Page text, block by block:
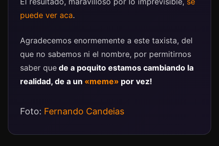
puede ver aca.
Agradecemos enormemente a este taxista, del
que no sabemos ni el nombre, por permitirnos
saber que de a poquito estamos cambiando la
realidad, de a un «meme» por vez!
Foto: Fernando Candeias